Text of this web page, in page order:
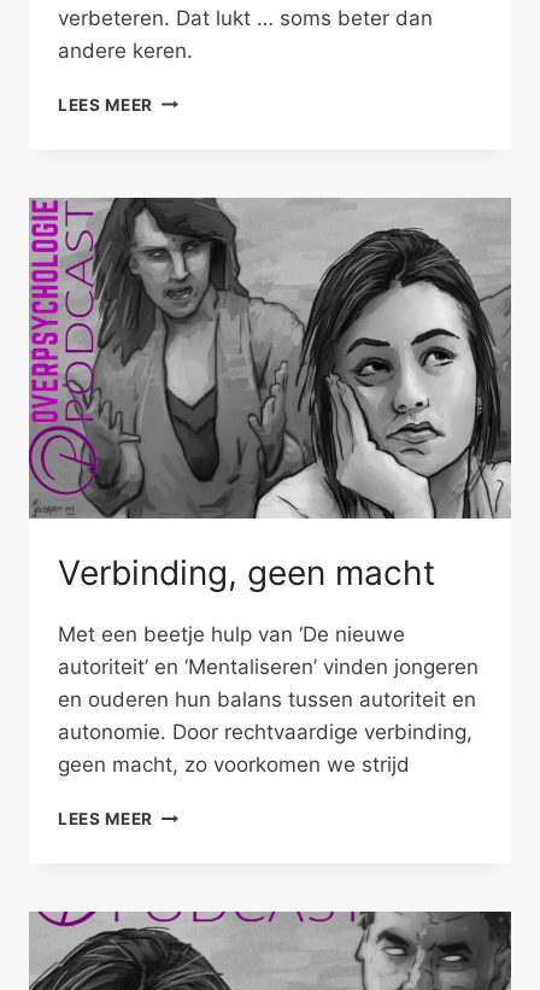
verbeteren. Dat lukt … soms beter dan
andere keren.
LEES MEER LIEF,
(N)IETS
MEER
TE
MELDEN
Verbinding, geen macht
Met een beetje hulp van ‘De nieuwe
autoriteit’ en ‘Mentaliseren’ vinden jongeren
en ouderen hun balans tussen autoriteit en
autonomie. Door rechtvaardige verbinding,
geen macht, zo voorkomen we strijd
LEES MEER VERBINDING,